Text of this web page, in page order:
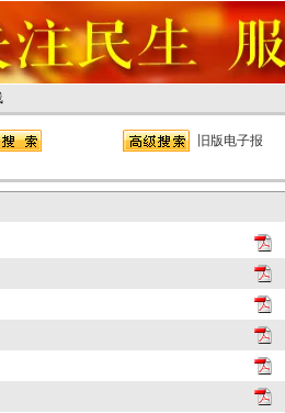
旧版电子报